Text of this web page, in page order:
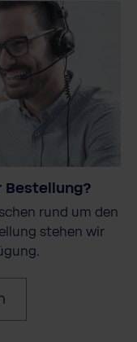
Bestellung?
rund um den
stehen wir